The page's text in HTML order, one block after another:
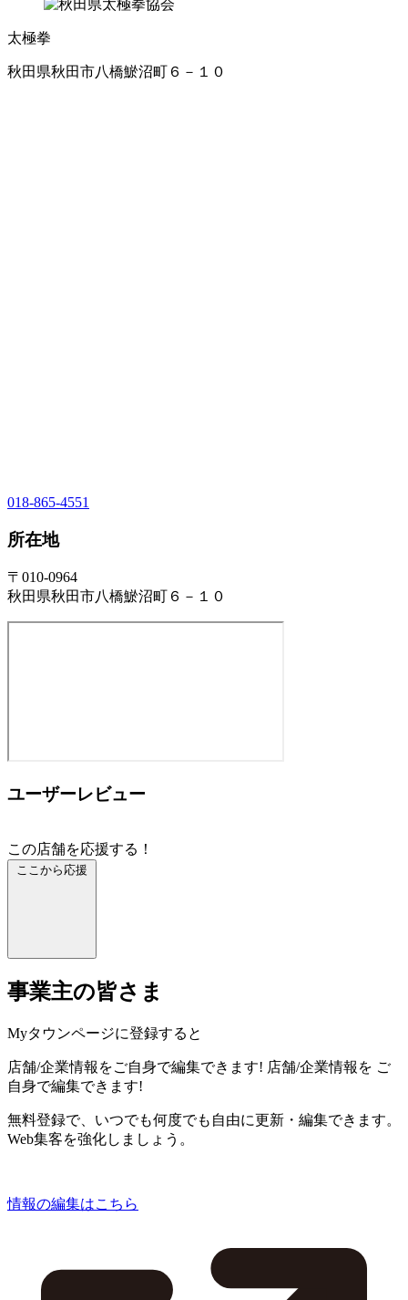
太極拳
秋田県秋田市八橋鯲沼町６－１０
018-865-4551
所在地
〒010-0964
秋田県秋田市八橋鯲沼町６－１０
ユーザーレビュー
この店舗を応援する！
ここから応援
事業主の皆さま
Myタウンページに登録すると
店舗/企業情報をご自身で編集できます! 店舗/企業情報を ご
自身で編集できます!
無料登録で、いつでも何度でも自由に更新・編集できます。
Web集客を強化しましょう。
情報の編集はこちら